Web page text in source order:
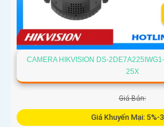
CAMERA HIKVISION DS-
25X
Giá Bán:
Giá Khuyến Mại: 5%-